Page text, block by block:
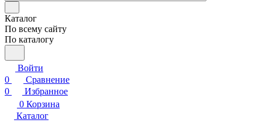
Каталог
По всему сайту
По каталогу
Войти
0
Сравнение
0
Избранное
0 Корзина
Каталог